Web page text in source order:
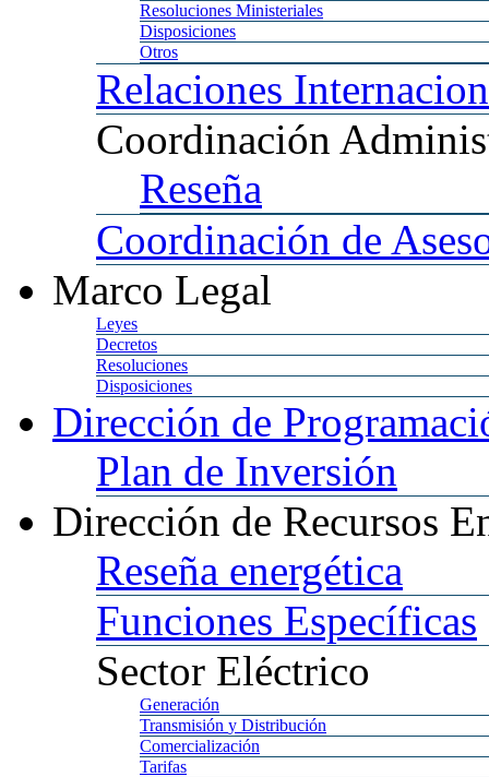
Resoluciones Ministeriales
Disposiciones
Otros
Relaciones
Coordinación
Reseña
Coordinación de
Marco Legal
Leyes
Decretos
Resoluciones
Disposiciones
Dirección de
Plan de Inversión
Dirección de Recursos
Reseña energética
Funciones Específicas
Sector Eléctrico
Generación
Transmisión y Distribución
Comercialización
Tarifas